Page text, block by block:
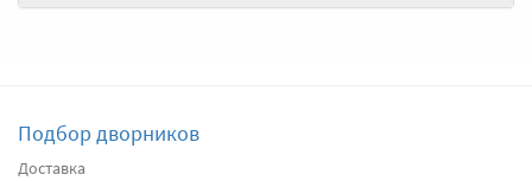
Подробнее
Подбор дворников
Доставка